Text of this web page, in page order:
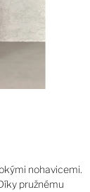
nohavicemi.
pružnému